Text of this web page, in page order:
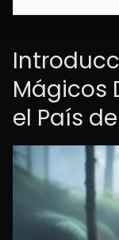
Mágicos
el País